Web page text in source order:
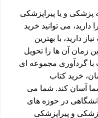
و یا پیراپزشکی
می توانید خرید
دارید، با بهترین
زمان آن ها را تحویل
با گردآوری مجموعه ای
خرید کتاب
آسان کند. شما می
در حوزه های
و پیراپزشکی